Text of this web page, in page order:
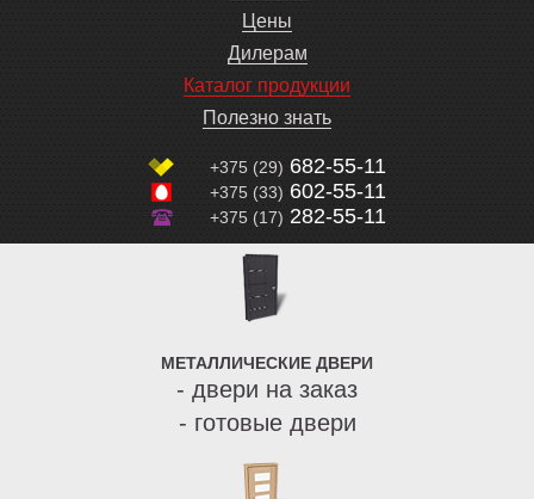
Цены
Дилерам
Каталог продукции
Полезно знать
+375 (29) 682-55-11
+375 (33) 602-55-11
+375 (17) 282-55-11
МЕТАЛЛИЧЕСКИЕ ДВЕРИ
- двери на заказ
- готовые двери